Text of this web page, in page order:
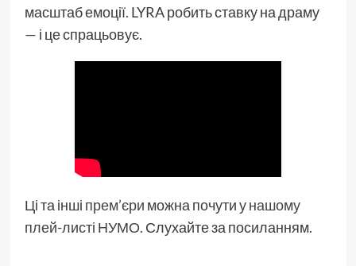
масштаб емоції. LYRA робить ставку на драму
— і це спрацьовує.
Ці та інші прем’єри можна почути унашому
плей-листі НУМО. Слухайте за посиланням.